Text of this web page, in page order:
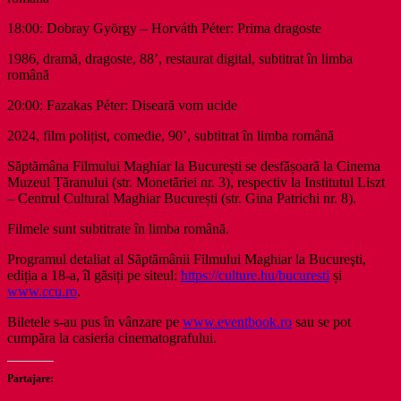
18:00: Dobray György – Horváth Péter: Prima dragoste
1986, dramă, dragoste, 88’, restaurat digital, subtitrat în limba
română
20:00: Fazakas Péter: Diseară vom ucide
2024, film polițist, comedie, 90’, subtitrat în limba română
Săptămâna Filmului Maghiar la București se desfășoară la Cinema
Muzeul Țăranului (str. Monetăriei nr. 3), respectiv la Institutul Liszt
– Centrul Cultural Maghiar București (str. Gina Patrichi nr. 8).
Filmele sunt subtitrate în limba română.
Programul detaliat al Săptămânii Filmului Maghiar la Bucureşti,
ediția a 18-a, îl găsiți pe siteul: https://culture.hu/bucuresti și
www.ccu.ro.
Biletele s-au pus în vânzare pe www.eventbook.ro sau se pot
cumpăra la casieria cinematografului.
Partajare: